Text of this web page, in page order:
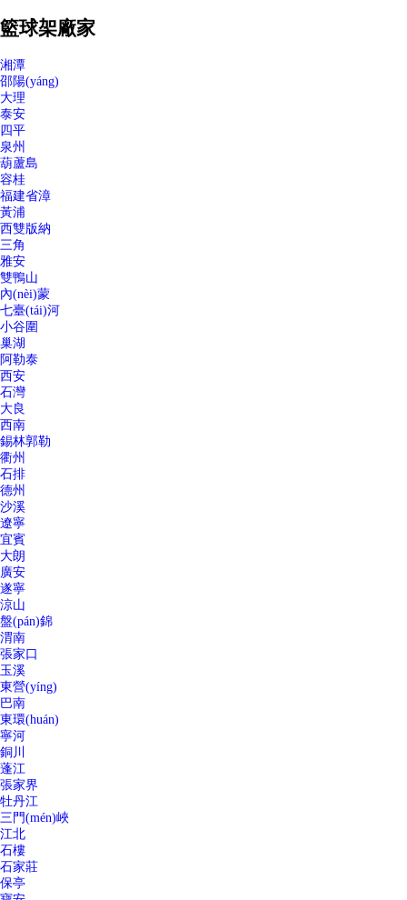
籃球架廠家
湘潭
邵陽(yáng)
大理
泰安
四平
泉州
葫蘆島
容桂
福建省漳
黃浦
西雙版納
三角
雅安
雙鴨山
內(nèi)蒙
七臺(tái)河
小谷圍
巢湖
阿勒泰
西安
石灣
大良
西南
錫林郭勒
衢州
石排
德州
沙溪
遼寧
宜賓
大朗
廣安
遂寧
涼山
盤(pán)錦
渭南
張家口
玉溪
東營(yíng)
巴南
東環(huán)
寧河
銅川
蓬江
張家界
牡丹江
三門(mén)峽
江北
石樓
石家莊
保亭